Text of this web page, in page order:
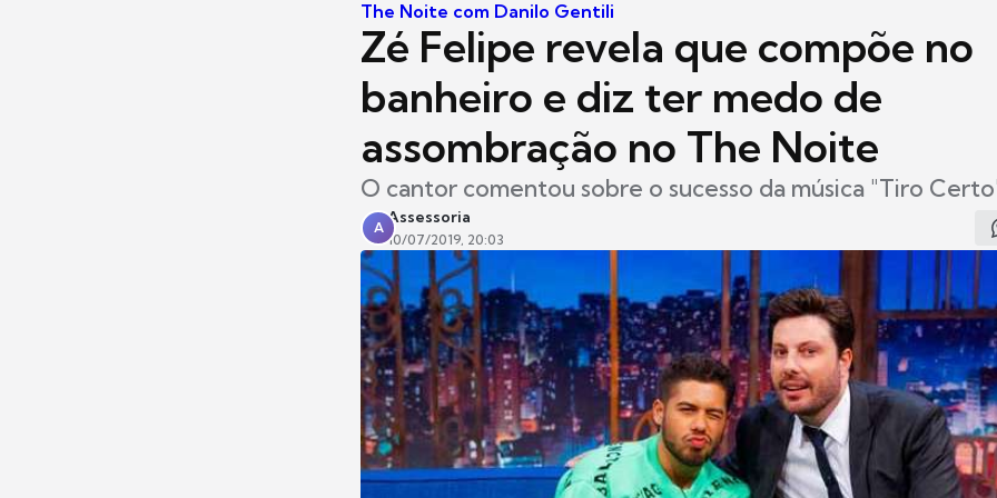
The Noite com Danilo Gentili
Zé Felipe revela que compõe no
banheiro e diz ter medo de
assombração no The Noite
O cantor comentou sobre o sucesso da música "Tiro
A
Assessoria
10/07/2019, 20:03